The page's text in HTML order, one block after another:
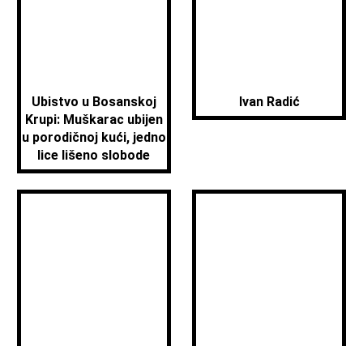
Ubistvo u Bosanskoj
Krupi: Muškarac ubijen
u porodičnoj kući, jedno
lice lišeno slobode
Ivan Radić